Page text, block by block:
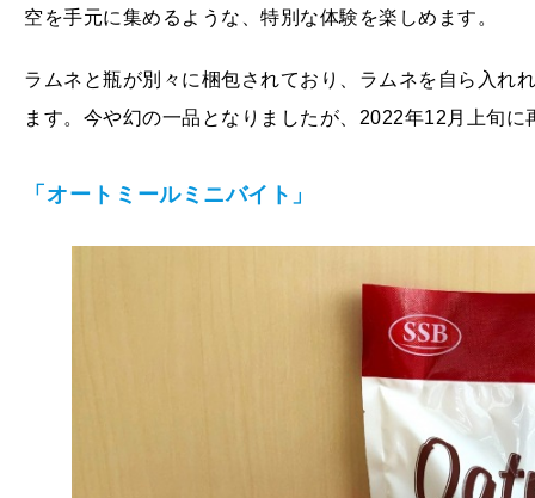
空を手元に集めるような、特別な体験を楽しめます。
ラムネと瓶が別々に梱包されており、ラムネを自ら入れ
ます。今や幻の一品となりましたが、2022年12月上旬
「オートミールミニバイト」